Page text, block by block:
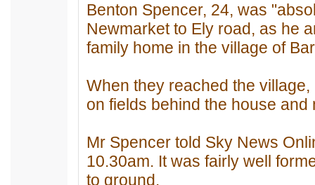
Benton Spencer, 24, was
Newmarket to Ely road, as he
family home in the village of
When they reached the
on fields behind the house
Mr Spencer told Sky News
10.30am. It was fairly well
to ground.